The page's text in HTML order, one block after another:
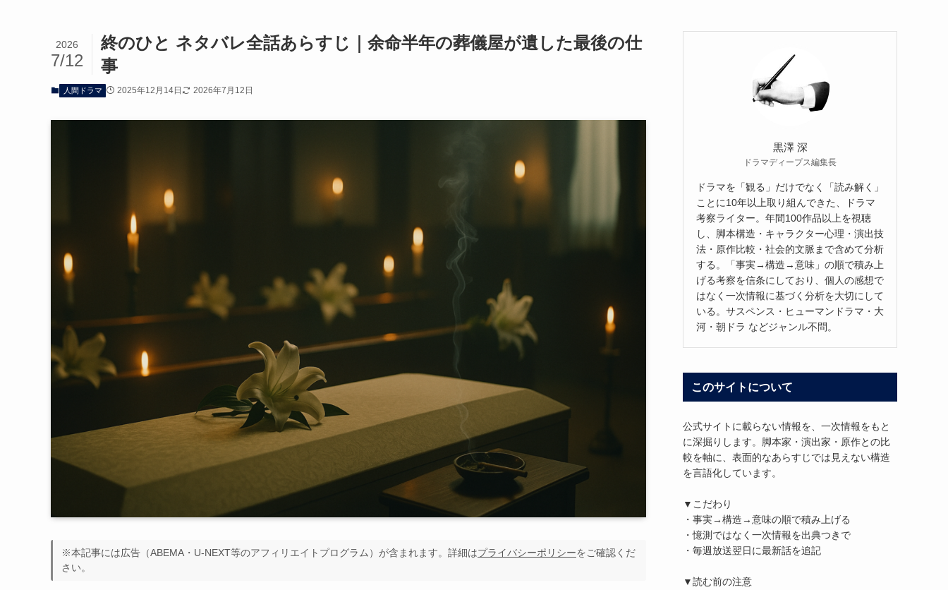
終のひと ネタバレ全話あらすじ｜余命半年の葬儀屋が遺した最後の仕
事
2026
7/12
人間ドラマ 2025年12月14日 2026年7月12日
※本記事には広告（ABEMA・U-NEXT等のアフィリエイトプログラム）が含まれます。詳細はプライバシーポリシーをご確認くだ
さい。
黒澤 深
ドラマディープス編集長
ドラマを「観る」だけでなく「読み解く」
ことに10年以上取り組んできた、ドラマ
考察ライター。年間100作品以上を視聴
し、脚本構造・キャラクター心理・演出技
法・原作比較・社会的文脈まで含めて分析
する。「事実→構造→意味」の順で積み上
げる考察を信条にしており、個人の感想で
はなく一次情報に基づく分析を大切にして
いる。サスペンス・ヒューマンドラマ・大
河・朝ドラ などジャンル不問。
このサイトについて
公式サイトに載らない情報を、一次情報をもと
に深掘りします。脚本家・演出家・原作との比
較を軸に、表面的なあらすじでは見えない構造
を言語化しています。
▼こだわり
・事実→構造→意味の順で積み上げる
・憶測ではなく一次情報を出典つきで
・毎週放送翌日に最新話を追記
▼読む前の注意